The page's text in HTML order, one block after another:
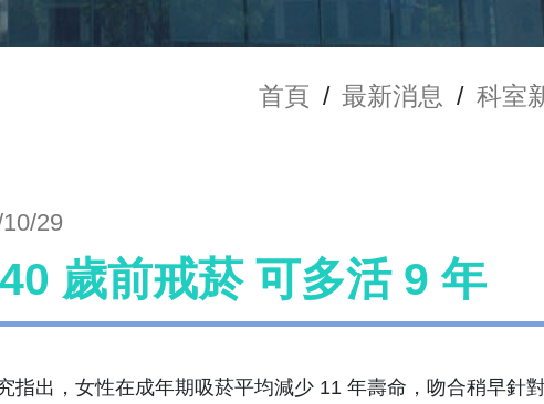
首頁 / 最新消息 / 科室
29
歲前戒菸 可多活 9 年
指出，女性在成年期吸菸平均減少 11 年壽命，吻合稍早針